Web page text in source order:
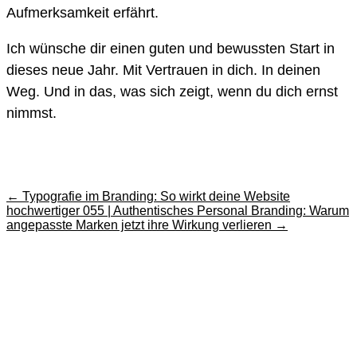
Aufmerksamkeit erfährt.
Ich wünsche dir einen guten und bewussten Start in
dieses neue Jahr. Mit Vertrauen in dich. In deinen
Weg. Und in das, was sich zeigt, wenn du dich ernst
nimmst.
← Typografie im Branding: So wirkt deine Website
hochwertiger 055 | Authentisches Personal Branding: Warum
angepasste Marken jetzt ihre Wirkung verlieren →